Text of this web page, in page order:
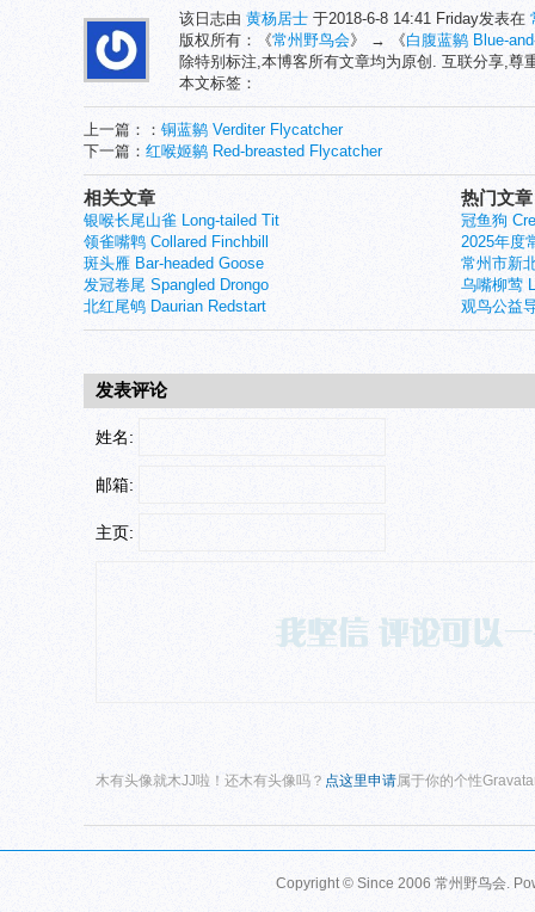
该日志由 黄杨居士 于2018-6-8 14:41 Friday发表在
版权所有：《常州野鸟会》 → 《白腹蓝鹟 Blue-
除特别标注,本博客所有文章均为原创. 互联分享,尊
本文标签：
上一篇：： 铜蓝鹟 Verditer Flycatcher
下一篇： 红喉姬鹟 Red-breasted Flycatcher
热门文章
冠鱼狗
2025年度
常州市新
乌嘴柳莺
观鸟公益
相关文章
银喉长尾山雀 Long-tailed Tit
领雀嘴鹎 Collared Finchbill
斑头雁 Bar-headed Goose
发冠卷尾 Spangled Drongo
北红尾鸲 Daurian Redstart
发表评论
姓名:
邮箱:
主页:
木有头像就木JJ啦！还木有头像吗？ 点这里申请 属于你的个性
Copyright © Since 2006 常州野鸟会.